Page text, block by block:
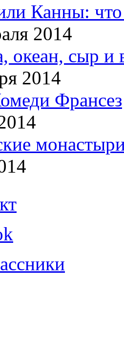
Канны: что
2014
океан, сыр и
2014
Франсез